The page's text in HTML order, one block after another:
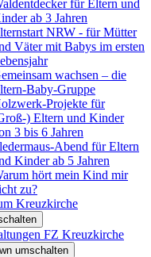
für Eltern und
ab 3 Jahren
NRW - für Mütter
Väter mit Babys im ersten
wachsen – die
Baby-Gruppe
Projekte für
) Eltern und Kinder
3 bis 6 Jahren
Abend für Eltern
Kinder ab 5 Jahren
hört mein Kind mir
zu?
Kreuzkirche
FZ Kreuzkirche
umschalten